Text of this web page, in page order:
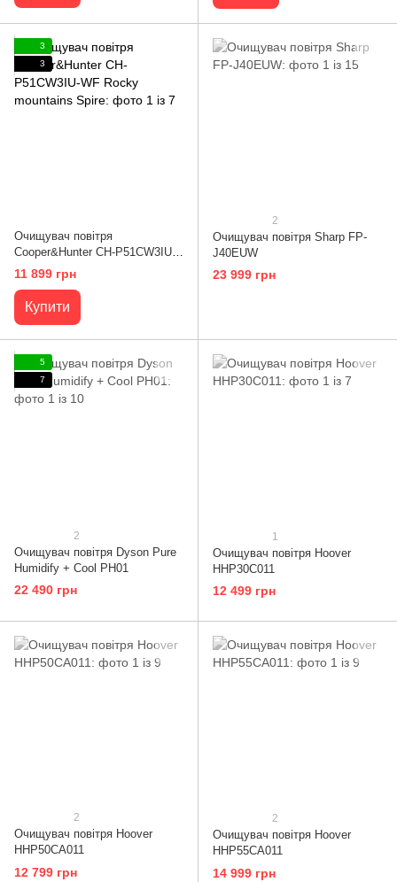
3
3
Очищувач повітря
Cooper&Hunter CH-P51CW3IU-
WF Rocky mountains Spire
11 899 грн
Купити
2
Очищувач повітря Sharp FP-
J40EUW
23 999 грн
5
7
2
Очищувач повітря Dyson Pure
Humidify + Cool PH01
22 490 грн
1
Очищувач повітря Hoover
HHP30C011
12 499 грн
2
Очищувач повітря Hoover
HHP50CA011
12 799 грн
2
Очищувач повітря Hoover
HHP55CA011
14 999 грн